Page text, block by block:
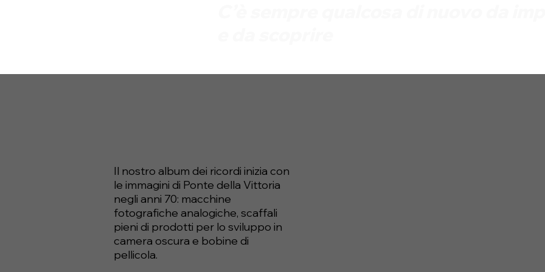
Il nostro album dei ricordi inizia con
le immagini di Ponte della Vittoria
negli anni 70: macchine
fotografiche analogiche, scaffali
pieni di prodotti per lo sviluppo in
camera oscura e bobine di
pellicola.